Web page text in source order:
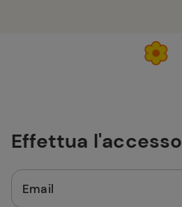
Effettua l'accesso
Email